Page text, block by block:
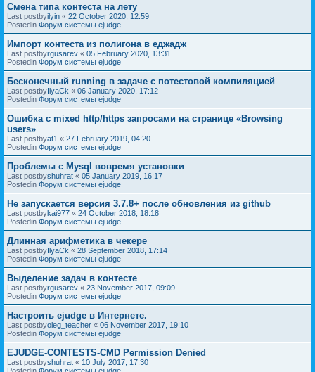
Смена типа контеста на лету
Last postbyilyin « 22 October 2020, 12:59
Postedin Форум системы ejudge
Импорт контеста из полигона в еджадж
Last postbyrgusarev « 05 February 2020, 13:31
Postedin Форум системы ejudge
Бесконечный running в задаче с потестовой компиляцией
Last postbyIlyaCk « 06 January 2020, 17:12
Postedin Форум системы ejudge
Ошибка с mixed http/https запросами на странице «Browsing
users»
Last postbyat1 « 27 February 2019, 04:20
Postedin Форум системы ejudge
Проблемы с Mysql вовремя установки
Last postbyshuhrat « 05 January 2019, 16:17
Postedin Форум системы ejudge
Не запускается версия 3.7.8+ после обновления из github
Last postbykai977 « 24 October 2018, 18:18
Postedin Форум системы ejudge
Длинная арифметика в чекере
Last postbyIlyaCk « 28 September 2018, 17:14
Postedin Форум системы ejudge
Выделение задач в контесте
Last postbyrgusarev « 23 November 2017, 09:09
Postedin Форум системы ejudge
Настроить ejudge в Интернете.
Last postbyoleg_teacher « 06 November 2017, 19:10
Postedin Форум системы ejudge
EJUDGE-CONTESTS-CMD Permission Denied
Last postbyshuhrat « 10 July 2017, 17:30
Postedin Форум системы ejudge